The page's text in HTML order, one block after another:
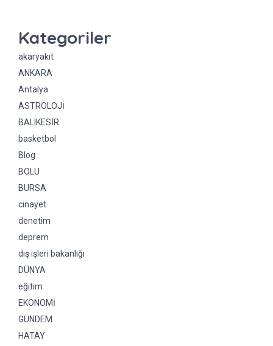
Kategoriler
akaryakıt
ANKARA
Antalya
ASTROLOJİ
BALIKESİR
basketbol
Blog
BOLU
BURSA
cinayet
denetim
deprem
dış işleri bakanlığı
DÜNYA
eğitim
EKONOMİ
GÜNDEM
HATAY